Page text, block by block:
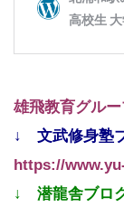
雄飛教育グル
↓ 文武修身塾
https://
↓ 潜龍舎ブロ